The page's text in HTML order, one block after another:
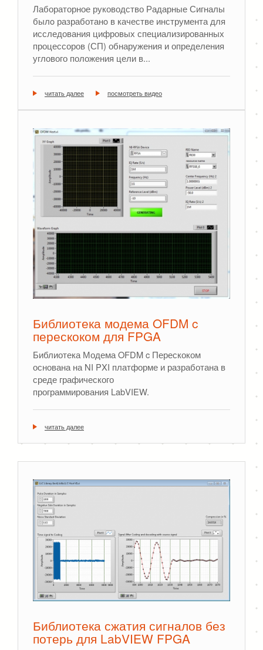
Лабораторное руководство Радарные Сигналы
былo разработанo в качестве инструмента для
исследования цифровых специализированных
процессоров (СП) обнаружения и определения
углового положения цели в...
читать далее посмотреть видео
Библиотека модема OFDM c
перескоком для FPGA
Библиотека Модема OFDM c Перескоком
основана на NI PXI платформе и разработана в
среде графического
программирования LabVIEW.
читать далее
Библиотека сжатия сигналов без
потерь для LabVIEW FPGA